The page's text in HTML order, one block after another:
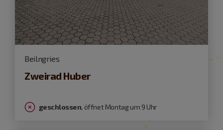
Beilngries
Zweirad Huber
geschlossen, öffnet Montag um 9 Uhr